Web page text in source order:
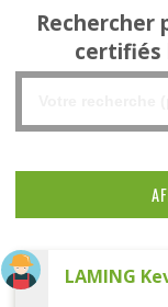
Rechercher
certifiés
LAMING